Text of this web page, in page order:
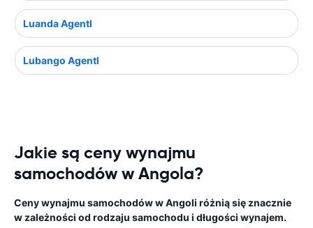
Luanda Agentl
Lubango Agentl
Jakie są ceny wynajmu
samochodów w Angola?
Ceny wynajmu samochodów w Angoli różnią się znacznie
w zależności od rodzaju samochodu i długości wynajem.